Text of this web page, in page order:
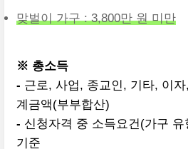
맞벌이 가구 : 3,800만 원 미만
※ 총소득
- 근로, 사업, 종교인, 기타, 이
계금액(부부합산)
- 신청자격 중 소득요건(가구
기준